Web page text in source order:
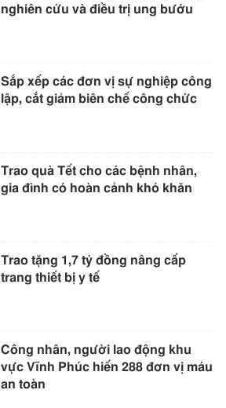
nghiên cứu và điều trị ung bướu
Sắp xếp các đơn vị sự nghiệp công
lập, cắt giảm biên chế công chức
Trao quà Tết cho các bệnh nhân,
gia đình có hoàn cảnh khó khăn
Trao tặng 1,7 tỷ đồng nâng cấp
trang thiết bị y tế
Công nhân, người lao động khu
vực Vĩnh Phúc hiến 288 đơn vị máu
an toàn